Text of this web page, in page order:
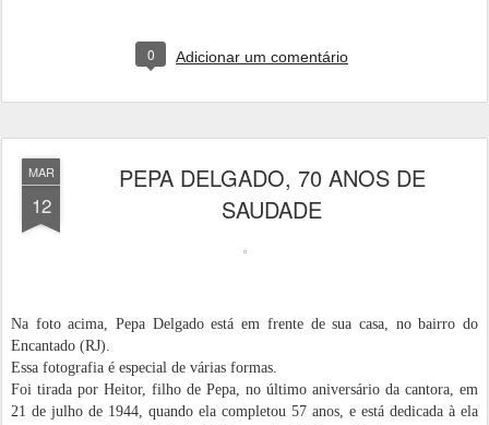
0 Adicionar um comentário
MAR
12
PEPA DELGADO, 70 ANOS DE
SAUDADE
Na foto acima, Pepa Delgado está em frente de sua casa, no bairro do
Encantado (RJ).
Essa fotografia é especial de várias formas.
Foi tirada por Heitor, filho de Pepa, no último aniversário da cantora, em
21 de julho de 1944, quando ela completou 57 anos, e está dedicada à ela